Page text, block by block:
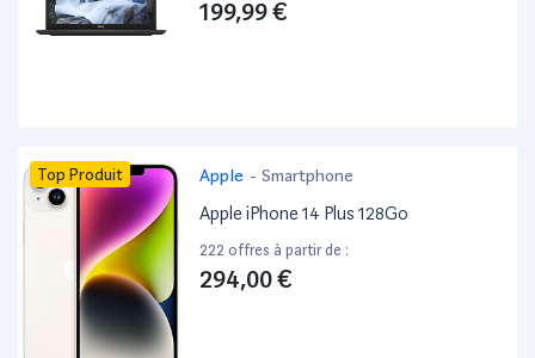
199,99 €
Top Produit Apple - Smartphone
Apple iPhone 14 Plus 128Go
222 offres à partir de :
294,00 €